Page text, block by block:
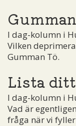
I dag-kolumn i
Vilken
Gumman Tö.
Lista
I dag-kolumn i
Vad är
fråga när vi